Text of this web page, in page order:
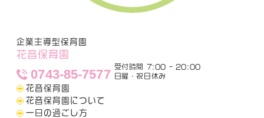
企業主導型保育園
花音保育園
0743-85-7577
受付時間 7:00 - 20:00
日曜・祝日休み
花音保育園
花音保育園について
一日の過ごし方